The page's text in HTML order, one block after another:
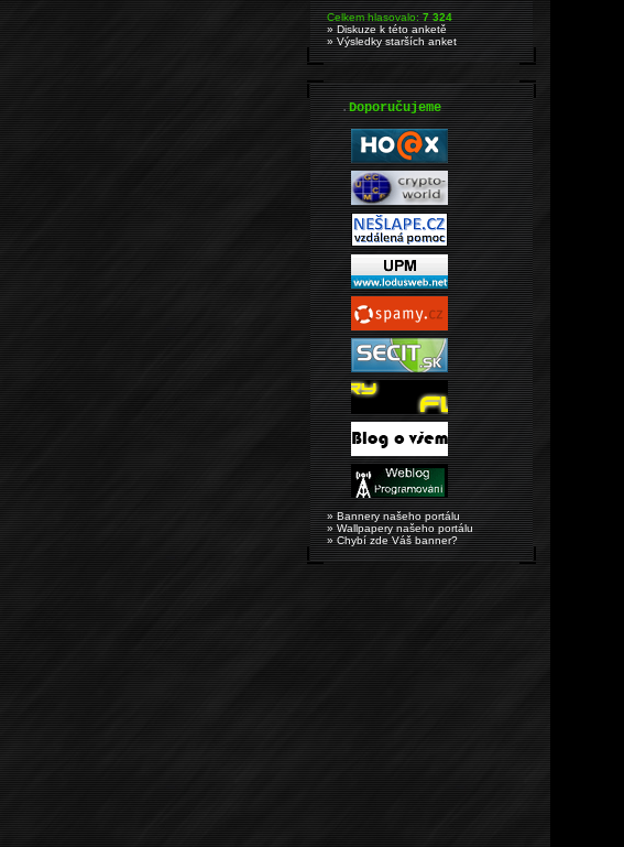
Celkem hlasovalo:7 324
» Diskuze k této anketě
» Výsledky starších anket
.Doporučujeme
» Bannery našeho portálu
» Wallpapery našeho portálu
» Chybí zde Váš banner?